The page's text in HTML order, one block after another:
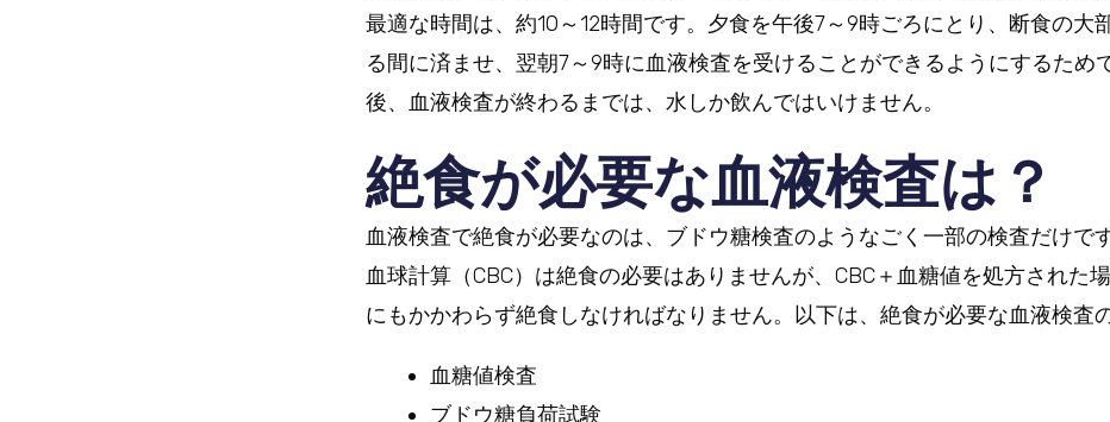
最適な時間は、約10～12時間です。夕食を午後7～9時ごろにとり、断食の大
る間に済ませ、翌朝7～9時に血液検査を受けることができるようにするため
後、血液検査が終わるまでは、水しか飲んではいけません。
絶食が必要な血液検査は？
血液検査で絶食が必要なのは、ブドウ糖検査のようなごく一部の検査だけで
血球計算（CBC）は絶食の必要はありませんが、CBC＋血糖値を処方された
にもかかわらず絶食しなければなりません。以下は、絶食が必要な血液検査
血糖値検査
ブドウ糖負荷試験